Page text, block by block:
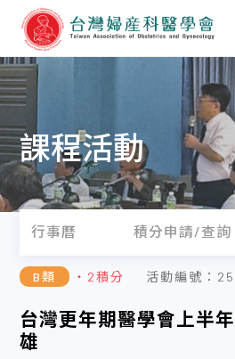
課程活動
行事曆 積分申請/查詢
B類 ・2積分 活動編號：
台灣更年期醫學會上半
雄